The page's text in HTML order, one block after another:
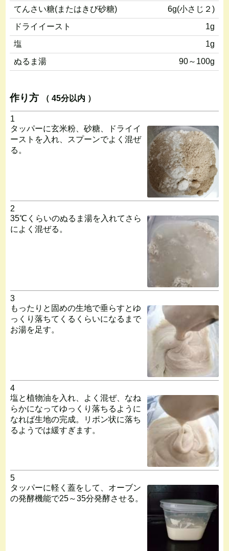
てんさい糖(またはきび砂糖)
6g(小さじ２)
ドライイースト
1g
塩
1g
ぬるま湯
90～100g
作り方 （ 45分以内 ）
1
タッパーに玄米粉、砂糖、ドライイ
ーストを入れ、スプーンでよく混ぜ
る。
2
35℃くらいのぬるま湯を入れてさら
によく混ぜる。
3
もったりと固めの生地で垂らすとゆ
っくり落ちてくるくらいになるまで
お湯を足す。
4
塩と植物油を入れ、よく混ぜ、なね
らかになってゆっくり落ちるように
なれば生地の完成。リボン状に落ち
るようでは緩すぎます。
5
タッパーに軽く蓋をして、オーブン
の発酵機能で25～35分発酵させる。